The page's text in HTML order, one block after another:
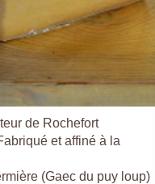
de Rochefort
et affiné à la
(Gaec du puy loup)